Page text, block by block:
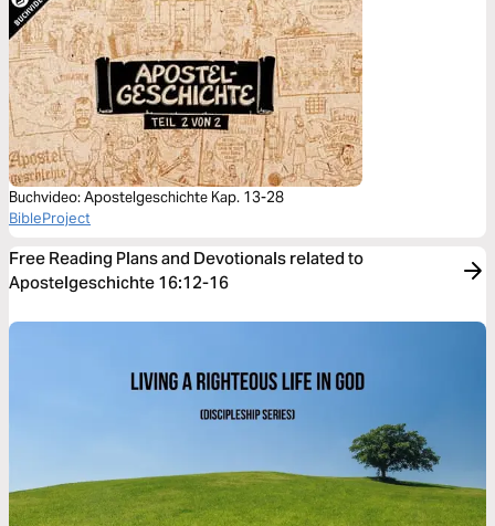
Buchvideo: Apostelgeschichte Kap. 13-28
BibleProject
Free Reading Plans and Devotionals related to
Apostelgeschichte 16:12-16